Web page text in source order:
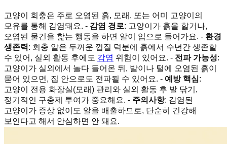
고양이 회충은 주로 오염된 흙, 모래, 또는 어미 고양이의
모유를 통해 감염돼요. - 감염 경로: 고양이가 흙을 핥거나,
오염된 물건을 핥는 행동을 하면 알이 입으로 들어가요. - 환경
생존력: 회충 알은 두꺼운 껍질 덕분에 흙에서 수년간 생존할
수 있어, 실외 활동 후에도 감염 위험이 있어요. - 전파 가능성:
고양이가 실외에서 놀다 들어온 뒤, 발이나 털에 오염된 흙이
묻어 있으면, 집 안으로도 전파될 수 있어요. - 예방 핵심:
고양이 전용 화장실(모래) 관리와 실외 활동 후 발 닦기,
정기적인 구충제 투여가 중요해요. - 주의사항: 감염된
고양이가 증상 없이도 알을 배출하므로, 단순히 건강해
보인다고 해서 안심하면 안 돼요.